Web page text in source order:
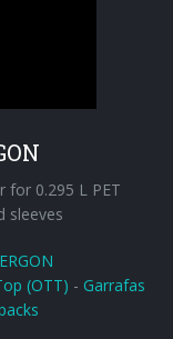
for 0.295 L PET
sleeves
(OTT) - Garrafas